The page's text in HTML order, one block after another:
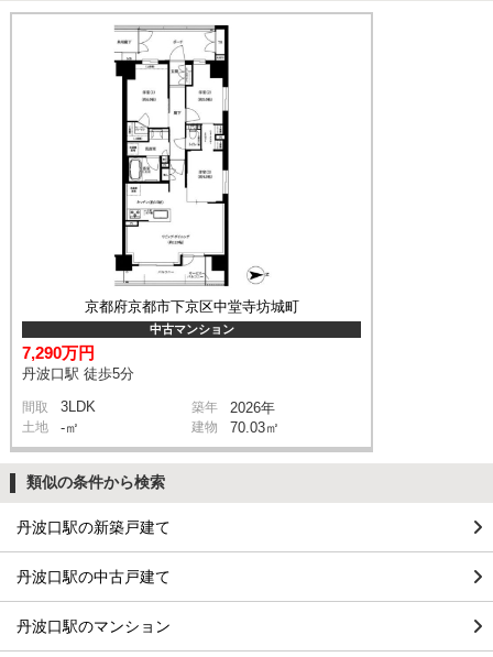
京都府京都市下京区中堂寺坊城町
中古マンション
7,290万円
丹波口駅 徒歩5分
間取 3LDK 築年 2026年
土地 -㎡ 建物 70.03㎡
類似の条件から検索
丹波口駅の新築戸建て
丹波口駅の中古戸建て
丹波口駅のマンション